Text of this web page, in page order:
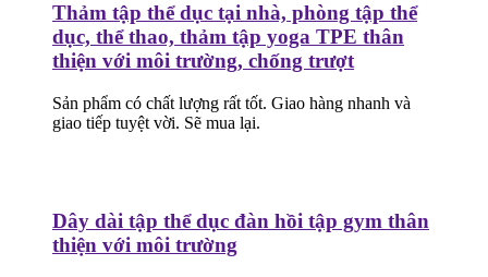
Thảm tập thể dục tại nhà, phòng tập thể
dục, thể thao, thảm tập yoga TPE thân
thiện với môi trường, chống trượt
Sản phẩm có chất lượng rất tốt. Giao hàng nhanh và
giao tiếp tuyệt vời. Sẽ mua lại.
Dây dài tập thể dục đàn hồi tập gym thân
thiện với môi trường